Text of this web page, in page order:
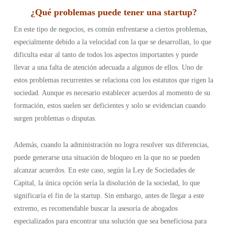
¿Qué problemas puede tener una startup?
En este tipo de negocios, es común enfrentarse a ciertos problemas,
especialmente debido a la velocidad con la que se desarrollan, lo que
dificulta estar al tanto de todos los aspectos importantes y puede
llevar a una falta de atención adecuada a algunos de ellos. Uno de
estos problemas recurrentes se relaciona con los estatutos que rigen la
sociedad. Aunque es necesario establecer acuerdos al momento de su
formación, estos suelen ser deficientes y solo se evidencian cuando
surgen problemas o disputas.
Además, cuando la administración no logra resolver sus diferencias,
puede generarse una situación de bloqueo en la que no se pueden
alcanzar acuerdos. En este caso, según la Ley de Sociedades de
Capital, la única opción sería la disolución de la sociedad, lo que
significaría el fin de la startup. Sin embargo, antes de llegar a este
extremo, es recomendable buscar la asesoría de abogados
especializados para encontrar una solución que sea beneficiosa para